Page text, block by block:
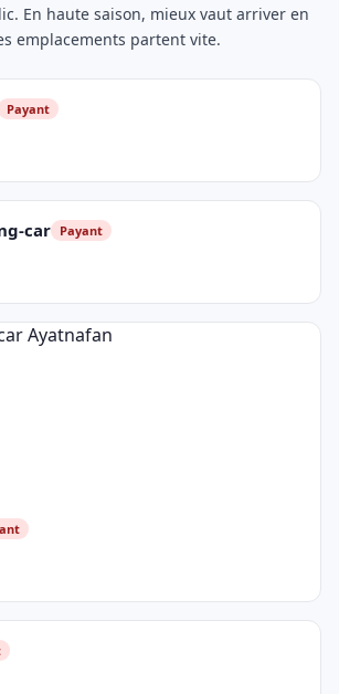
En haute saison, mieux vaut arriver en
emplacements partent vite.
Payant
car Payant